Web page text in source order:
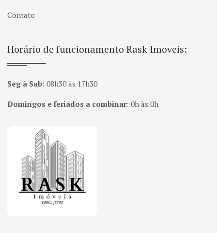
Contato
Horário de funcionamento Rask Imoveis:
Seg à Sab: 08h30 às 17h30
Domingos e feriados a combinar: 0h às 0h
Página inicial